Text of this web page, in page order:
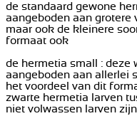
de standaard gewone
aangeboden aan grotere
maar ook de kleinere
formaat ook
de hermetia small : deze
aangeboden aan allerlei
het voordeel van dit
zwarte hermetia larven
niet volwassen larven zijn